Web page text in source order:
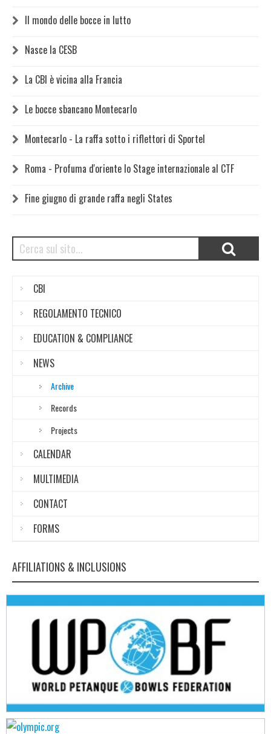
Il mondo delle bocce in lutto
Nasce la CESB
La CBI è vicina alla Francia
Le bocce sbancano Montecarlo
Montecarlo - La raffa sotto i riflettori di Sportel
Roma - Profuma d'oriente lo Stage internazionale al CTF
Fine giugno di grande raffa negli States
CBI
REGOLAMENTO TECNICO
EDUCATION & COMPLIANCE
NEWS
Archive
Records
Projects
CALENDAR
MULTIMEDIA
CONTACT
FORMS
AFFILIATIONS & INCLUSIONS